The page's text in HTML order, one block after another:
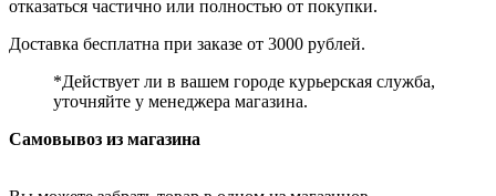
отказаться частично или полностью от покупки.
Доставка бесплатна при заказе от 3000 рублей.
*Действует ли в вашем городе курьерская служба,
уточняйте у менеджера магазина.
Самовывоз из магазина